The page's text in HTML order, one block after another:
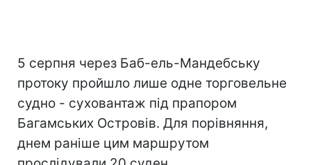
5 серпня через Баб-ель-Мандебську
протоку пройшло лише одне торговельне
судно - суховантаж під прапором
Багамських Островів. Для порівняння,
днем раніше цим маршрутом